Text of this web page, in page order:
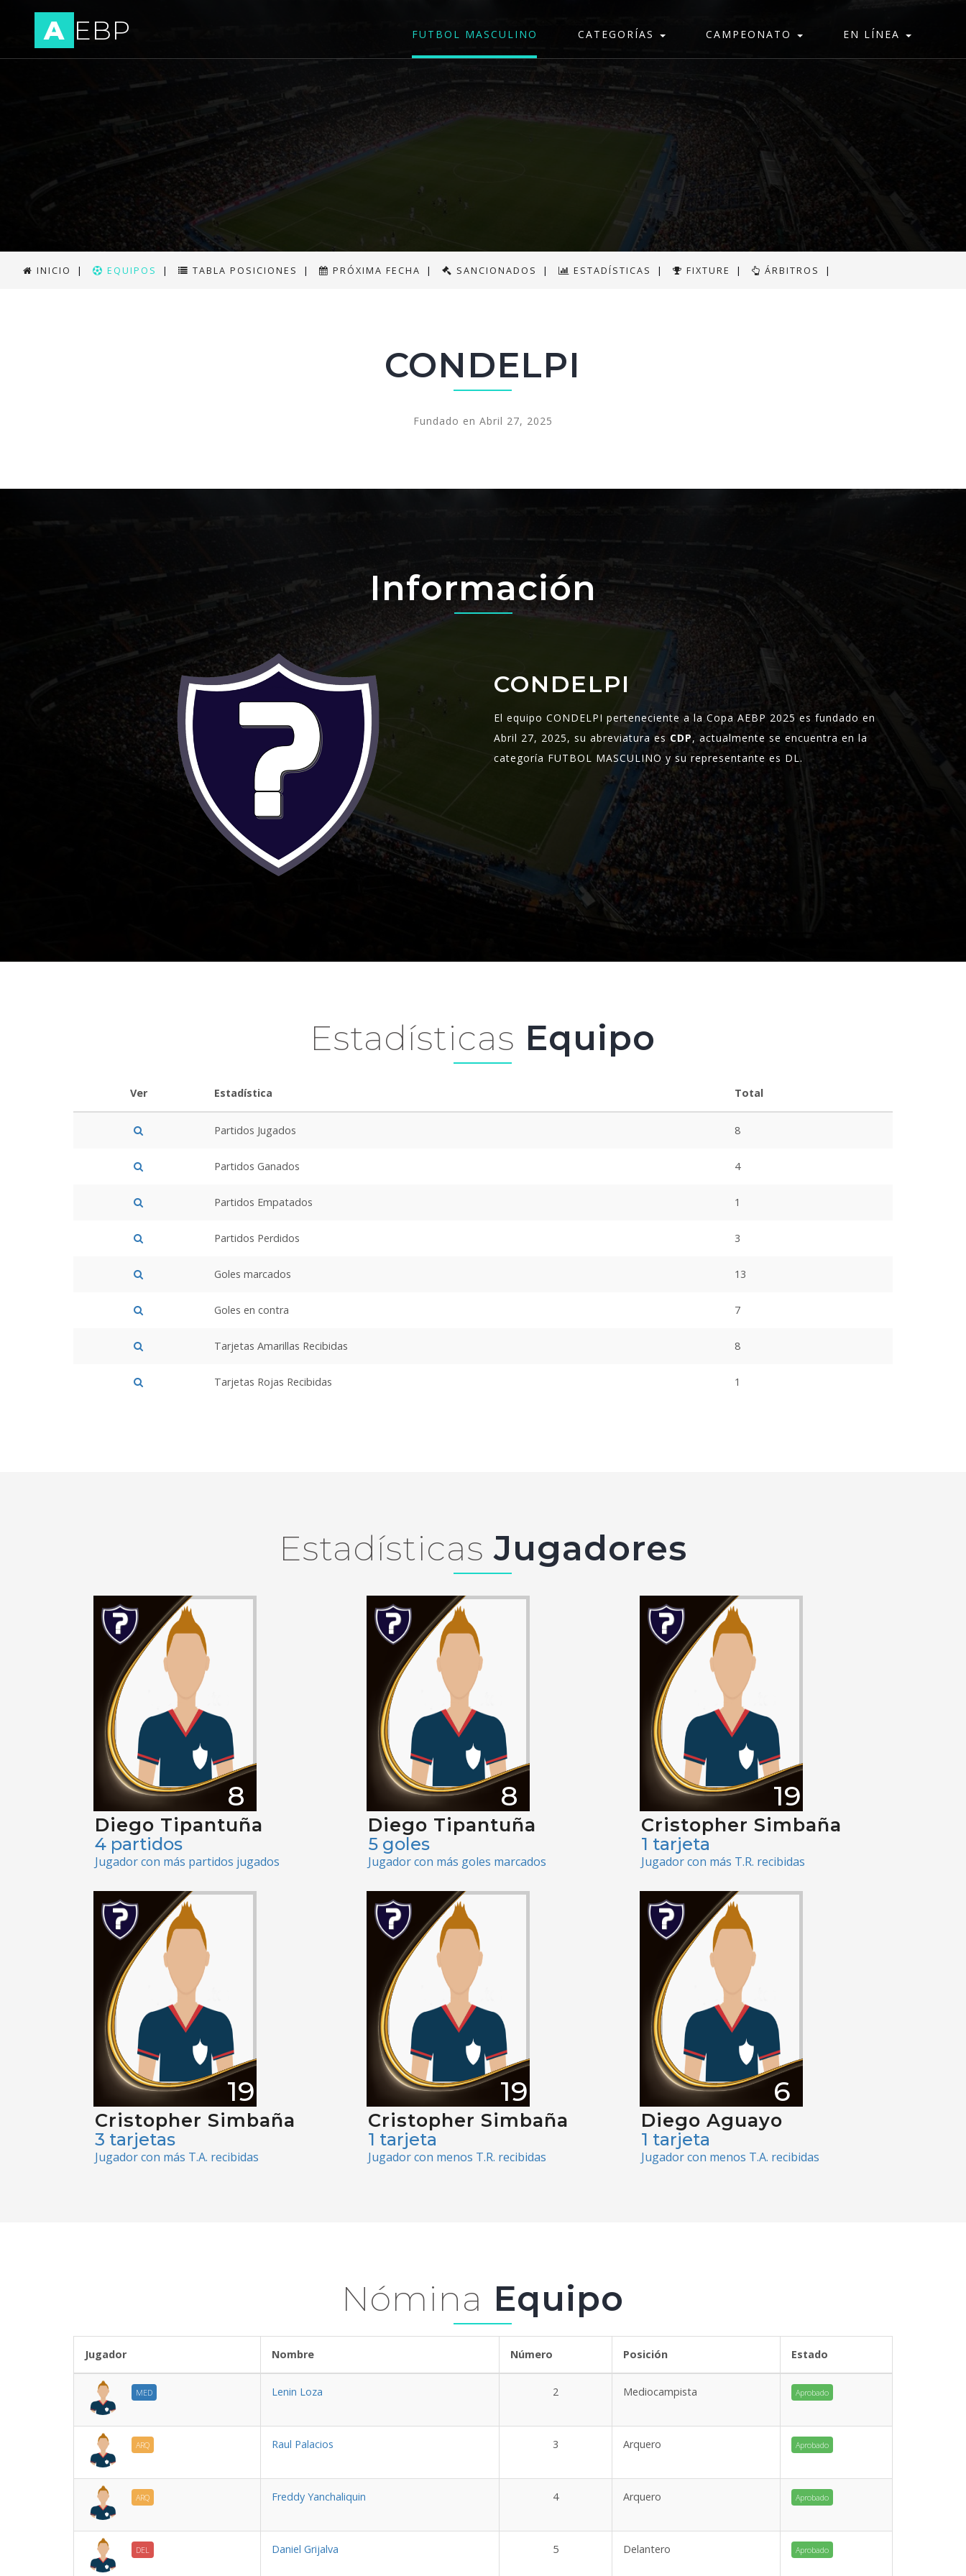
A EBP FUTBOL MASCULINO CATEGORÍAS CAMPEONATO EN LÍNEA
INICIO | EQUIPOS | TABLA POSICIONES | PRÓXIMA FECHA | SANCIONADOS | ESTADÍSTICAS | FIXTURE | ÁRBITROS |
CONDELPI
Fundado en Abril 27, 2025
Información
CONDELPI
El equipo CONDELPI perteneciente a la Copa AEBP 2025 es fundado en
Abril 27, 2025, su abreviatura es CDP, actualmente se encuentra en la
categoría FUTBOL MASCULINO y su representante es DL.
Estadísticas Equipo
Ver Estadística Total
Partidos Jugados 8
Partidos Ganados 4
Partidos Empatados 1
Partidos Perdidos 3
Goles marcados 13
Goles en contra 7
Tarjetas Amarillas Recibidas 8
Tarjetas Rojas Recibidas 1
Estadísticas Jugadores
8
Diego Tipantuña
4 partidos
Jugador con más partidos jugados
8
Diego Tipantuña
5 goles
Jugador con más goles marcados
19
Cristopher Simbaña
1 tarjeta
Jugador con más T.R. recibidas
19
Cristopher Simbaña
3 tarjetas
Jugador con más T.A. recibidas
19
Cristopher Simbaña
1 tarjeta
Jugador con menos T.R. recibidas
6
Diego Aguayo
1 tarjeta
Jugador con menos T.A. recibidas
Nómina Equipo
Jugador Nombre Número Posición Estado
MED Lenin Loza 2 Mediocampista Aprobado
ARQ Raul Palacios 3 Arquero Aprobado
ARQ Freddy Yanchaliquin 4 Arquero Aprobado
DEL Daniel Grijalva 5 Delantero Aprobado